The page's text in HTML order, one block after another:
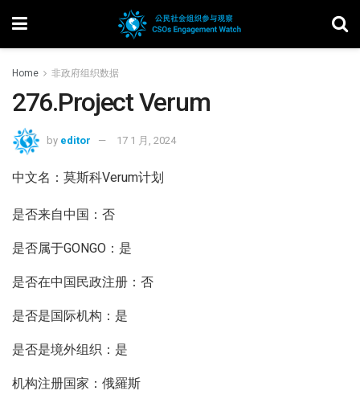
Home 非政府组织数据
276.Project Verum
by editor 17 1 月, 2024
中文名：莫斯科Verum计划
是否来自中国：否
是否属于GONGO：是
是否在中国民政注册：否
是否是国际机构：是
是否是境外组织：是
机构注册国家：俄羅斯